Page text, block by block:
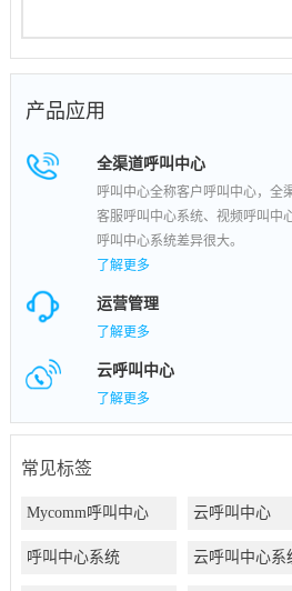
产品应用
全渠道呼叫中心
呼叫中心全称客户呼叫中心，全
客服呼叫中心系统、视频呼叫中
呼叫中心系统差异很大。
了解更多
运营管理
了解更多
云呼叫中心
了解更多
常见标签
Mycomm呼叫中心 云呼叫中心
呼叫中心系统 云呼叫中心系